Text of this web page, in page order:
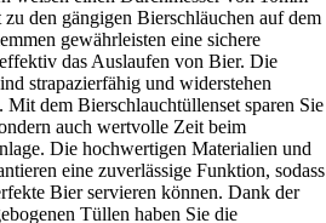
den gängigen Bierschläuchen auf dem
gewährleisten eine sichere
das Auslaufen von Bier. Die
strapazierfähig und widerstehen
Mit dem Bierschlauchtüllenset sparen Sie
auch wertvolle Zeit beim
Die hochwertigen Materialien und
eine zuverlässige Funktion, sodass
Bier servieren können. Dank der
Tüllen haben Sie die